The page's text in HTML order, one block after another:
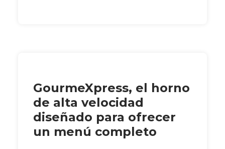
GourmeXpress, el horno
de alta velocidad
diseñado para ofrecer
un menú completo